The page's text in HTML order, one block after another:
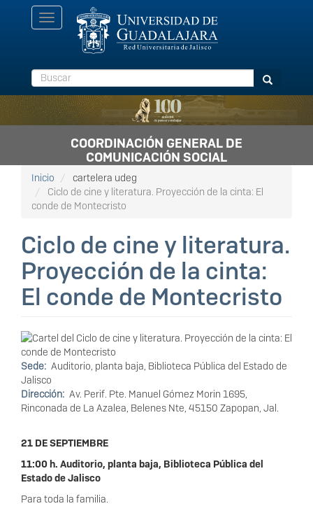
Toggle
navigation
Buscar Buscar
COORDINACIÓN GENERAL DE
COMUNICACIÓN SOCIAL
Inicio
cartelera udeg
Ciclo de cine y literatura. Proyección de la cinta: El
conde de Montecristo
Ciclo de cine y literatura.
Proyección de la cinta:
El conde de Montecristo
Sede Auditorio, planta baja, Biblioteca Pública del Estado de
Jalisco
Dirección Av. Perif. Pte. Manuel Gómez Morin 1695,
Rinconada de La Azalea, Belenes Nte, 45150 Zapopan, Jal.
21 DE SEPTIEMBRE
11:00 h. Auditorio, planta baja, Biblioteca Pública del
Estado de Jalisco
Para toda la familia.